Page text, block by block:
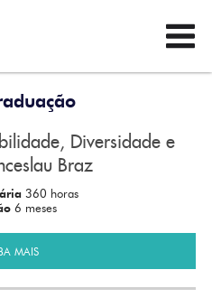
Diversidade e
Braz
360 horas
6 meses
MAIS